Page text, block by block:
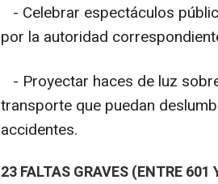
- Celebrar espectáculos
por la autoridad
- Proyectar haces de luz
transporte que puedan
accidentes.
23 FALTAS GRAVES (ENTRE 601